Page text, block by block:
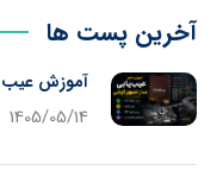
آخرین پست ها
آموزش
1405/05/14